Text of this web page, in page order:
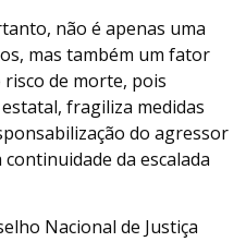
não é apenas uma
mas também um fator
de morte, pois
fragiliza medidas
do agressor
da escalada
Nacional de Justiça